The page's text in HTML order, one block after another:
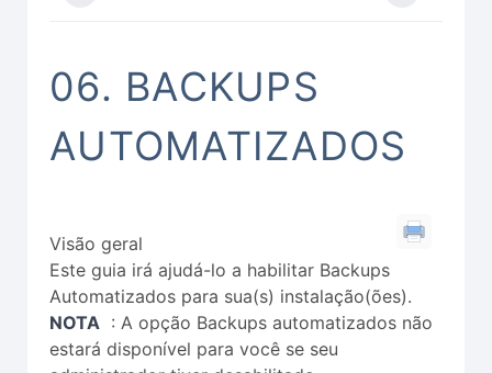
06. BACKUPS
AUTOMATIZADOS
Visão geral
Este guia irá ajudá-lo a habilitar Backups
Automatizados para sua(s) instalação(ões).
NOTA : A opção Backups automatizados não
estará disponível para você se seu